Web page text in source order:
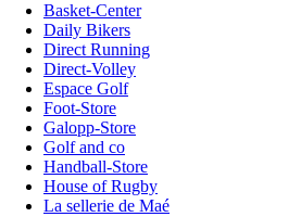
Basket-Center
Daily Bikers
Direct Running
Direct-Volley
Espace Golf
Foot-Store
Galopp-Store
Golf and co
Handball-Store
House of Rugby
La sellerie de Maé